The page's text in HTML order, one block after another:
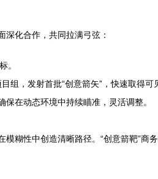
化合作，共同拉满弓弦：
。
组，发射首批“创意箭矢”，快速取得可
保在动态环境中持续瞄准，灵活调整。
糊性中创造清晰路径。“创意箭靶”